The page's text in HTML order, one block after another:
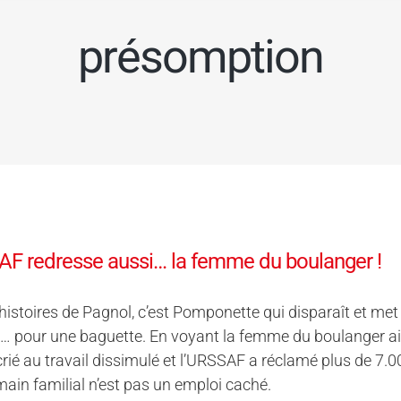
présomption
redresse aussi… la femme du boulanger !
de Pagnol, c’est Pomponette qui disparaît et met
pour une baguette. En voyant la femme du boulanger
au travail dissimulé et l’URSSAF a réclamé plus de
familial n’est pas un emploi caché.